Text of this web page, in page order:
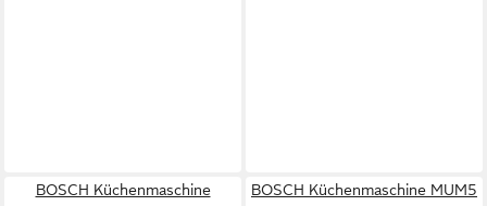
BOSCH Küchenmaschine
BOSCH Küchenmaschine MUM5